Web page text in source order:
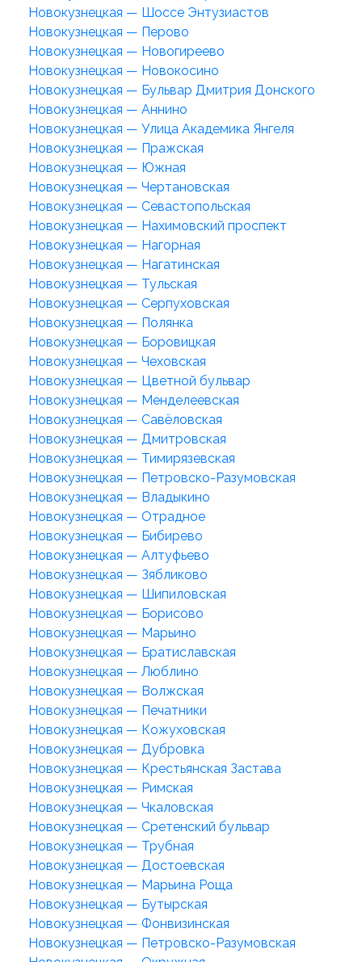
Новокузнецкая — Шоссе Энтузиастов
Новокузнецкая — Перово
Новокузнецкая — Новогиреево
Новокузнецкая — Новокосино
Новокузнецкая — Бульвар Дмитрия Донского
Новокузнецкая — Аннино
Новокузнецкая — Улица Академика Янгеля
Новокузнецкая — Пражская
Новокузнецкая — Южная
Новокузнецкая — Чертановская
Новокузнецкая — Севастопольская
Новокузнецкая — Нахимовский проспект
Новокузнецкая — Нагорная
Новокузнецкая — Нагатинская
Новокузнецкая — Тульская
Новокузнецкая — Серпуховская
Новокузнецкая — Полянка
Новокузнецкая — Боровицкая
Новокузнецкая — Чеховская
Новокузнецкая — Цветной бульвар
Новокузнецкая — Менделеевская
Новокузнецкая — Савёловская
Новокузнецкая — Дмитровская
Новокузнецкая — Тимирязевская
Новокузнецкая — Петровско-Разумовская
Новокузнецкая — Владыкино
Новокузнецкая — Отрадное
Новокузнецкая — Бибирево
Новокузнецкая — Алтуфьево
Новокузнецкая — Зябликово
Новокузнецкая — Шипиловская
Новокузнецкая — Борисово
Новокузнецкая — Марьино
Новокузнецкая — Братиславская
Новокузнецкая — Люблино
Новокузнецкая — Волжская
Новокузнецкая — Печатники
Новокузнецкая — Кожуховская
Новокузнецкая — Дубровка
Новокузнецкая — Крестьянская Застава
Новокузнецкая — Римская
Новокузнецкая — Чкаловская
Новокузнецкая — Сретенский бульвар
Новокузнецкая — Трубная
Новокузнецкая — Достоевская
Новокузнецкая — Марьина Роща
Новокузнецкая — Бутырская
Новокузнецкая — Фонвизинская
Новокузнецкая — Петровско-Разумовская